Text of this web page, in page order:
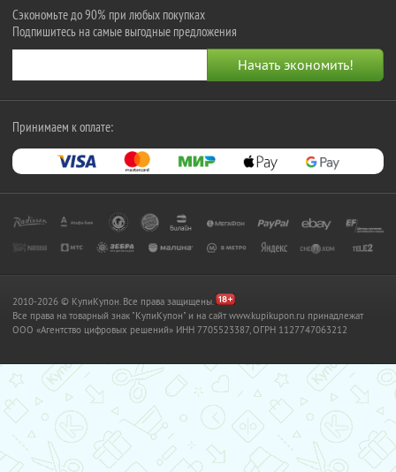
Сэкономьте до 90% при любых покупках
Подпишитесь на самые выгодные предложения
Принимаем к оплате:
2010-2026 © КупиКупон. Все права защищены.
Все права на товарный знак "КупиКупон" и на сайт www.kupikupon.ru принадлежат
OOO «Агентство цифровых решений» ИНН 7705523387, ОГРН 1127747063212